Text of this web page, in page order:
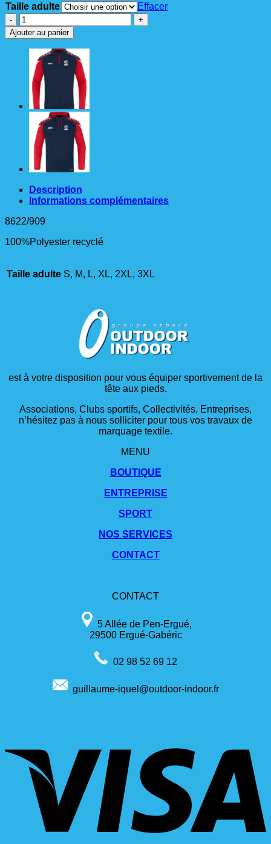
Taille adulte
Effacer
quantité
de
SWEAT
1/4
Ziptop
Performance
Homme
Ajouter au panier
Description
Informations complémentaires
8622/909
100%Polyester recyclé
Taille adulte S, M, L, XL, 2XL, 3XL
est à votre disposition pour vous équiper sportivement de la
tête aux pieds.
Associations, Clubs sportifs, Collectivités, Entreprises,
n’hésitez pas à nous solliciter pour tous vos travaux de
marquage textile.
MENU
BOUTIQUE
ENTREPRISE
SPORT
NOS SERVICES
CONTACT
CONTACT
5 Allée de Pen-Ergué,
29500 Ergué-Gabéric
02 98 52 69 12
guillaume-iquel@outdoor-indoor.fr